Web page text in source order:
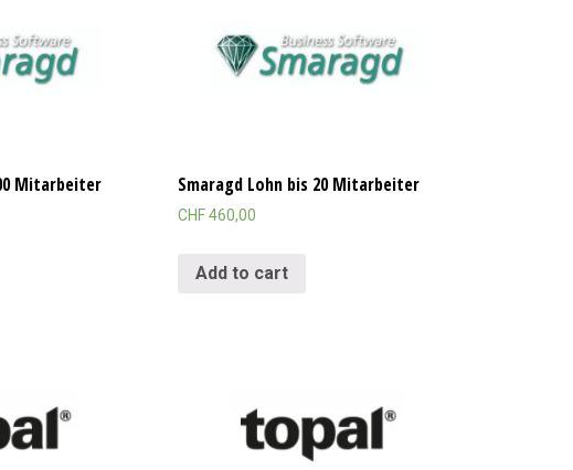
Mitarbeiter Smaragd Lohn bis 20 Mitarbeiter
CHF460,00
Add to cart